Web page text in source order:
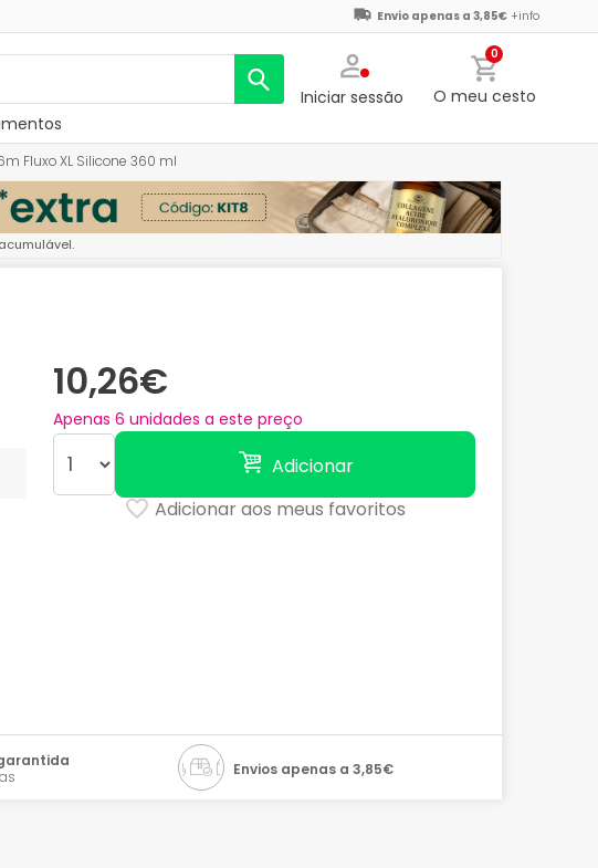
Envio apenas a 3,85€ +info
Iniciar sessão
0
O meu cesto
Fluxo XL Silicone 360 ml
10,26€
Apenas 6 unidades a este preço
Adicionar
Adicionar aos meus favoritos
Envios apenas a 3,85€